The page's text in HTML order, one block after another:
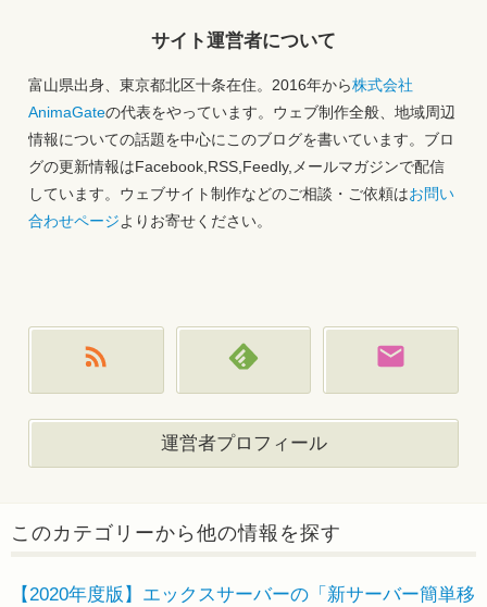
サイト運営者について
富山県出身、東京都北区十条在住。2016年から株式会社
AnimaGateの代表をやっています。ウェブ制作全般、地域周辺
情報についての話題を中心にこのブログを書いています。ブロ
グの更新情報はFacebook,RSS,Feedly,メールマガジンで配信
しています。ウェブサイト制作などのご相談・ご依頼はお問い
合わせページよりお寄せください。
運営者プロフィール
このカテゴリーから他の情報を探す
【2020年度版】エックスサーバーの「新サーバー簡単移